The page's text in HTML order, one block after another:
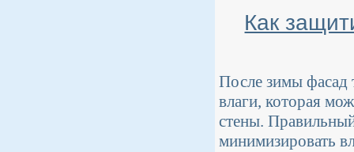
Как
После зимы фасад
влаги, которая
стены.
минимизировать